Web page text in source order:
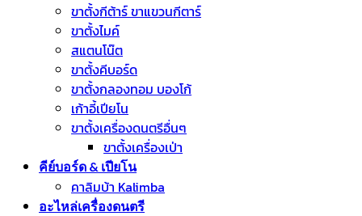
ขาตั้งกีต้าร์ ขาแขวนกีตาร์
ขาตั้งไมค์
สแตนโน๊ต
ขาตั้งคีบอร์ด
ขาตั้งกลองทอม บองโก้
เก้าอี้เปียโน
ขาตั้งเครื่องดนตรีอื่นๆ
ขาตั้งเครื่องเป่า
คีย์บอร์ด & เปียโน
คาลิมบ้า Kalimba
อะไหล่เครื่องดนตรี